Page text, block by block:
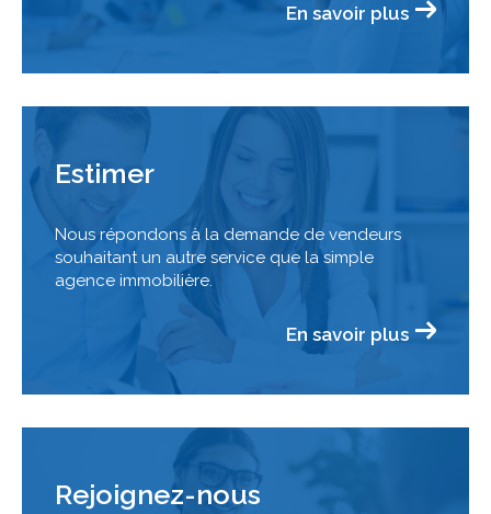
En savoir plus
Estimer
Nous répondons à la demande de vendeurs
souhaitant un autre service que la simple
agence immobilière.
En savoir plus
Rejoignez-nous